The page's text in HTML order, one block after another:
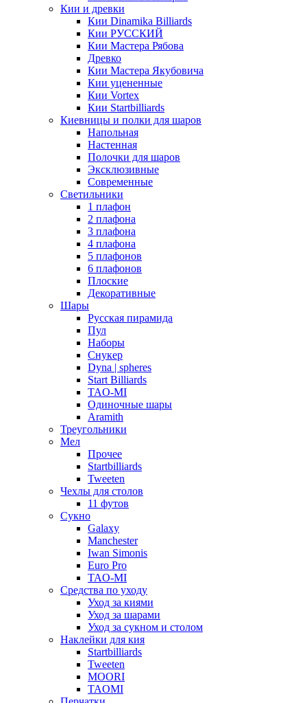
Кии и древки
Кии Dinamika Billiards
Кии РУССКИЙ
Кии Мастера Рябова
Древко
Кии Мастера Якубовича
Кии уцененные
Кии Vortex
Кии Startbilliards
Киевницы и полки для шаров
Напольная
Настенная
Полочки для шаров
Эксклюзивные
Современные
Светильники
1 плафон
2 плафона
3 плафона
4 плафона
5 плафонов
6 плафонов
Плоские
Декоративные
Шары
Русская пирамида
Пул
Наборы
Снукер
Dyna | spheres
Start Billiards
TAO-MI
Одиночные шары
Aramith
Треугольники
Мел
Прочее
Startbilliards
Tweeten
Чехлы для столов
11 футов
Сукно
Galaxy
Manchester
Iwan Simonis
Euro Pro
TAO-MI
Средства по уходу
Уход за киями
Уход за шарами
Уход за сукном и столом
Наклейки для кия
Startbilliards
Tweeten
MOORI
TAOMI